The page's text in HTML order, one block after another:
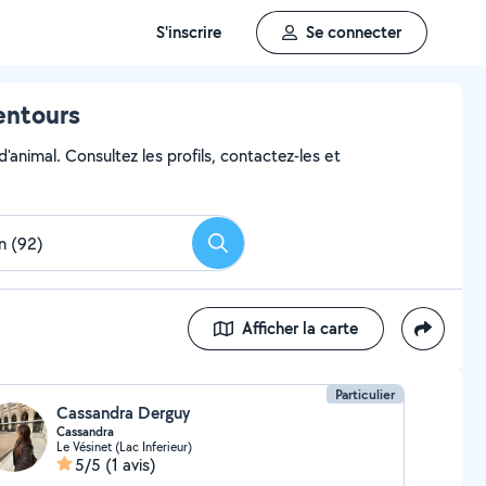
S'inscrire Se connecter
Consultez les profils, contactez-les et
Rechercher
Afficher la carte
Particulier
Cassandra Derguy
Cassandra
Le Vésinet (Lac Inferieur)
5/5 (1 avis)